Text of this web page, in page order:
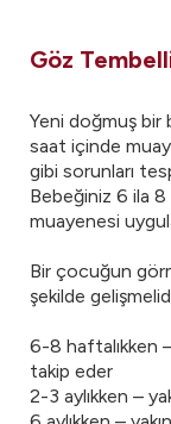
Göz
Yeni doğmuş bir
saat içinde
gibi sorunları
Bebeğiniz 6 ila
muayenesi
Bir çocuğun
şekilde
6-8 haftalıkken
takip eder
2-3 aylıkken –